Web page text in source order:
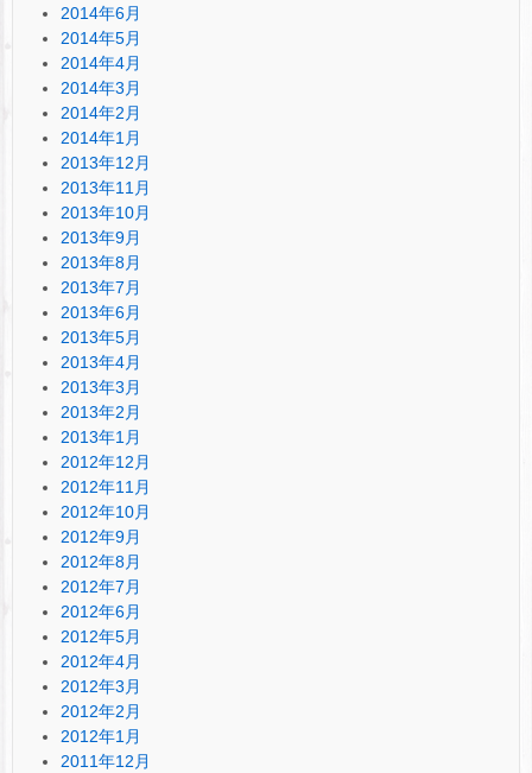
2014年6月
2014年5月
2014年4月
2014年3月
2014年2月
2014年1月
2013年12月
2013年11月
2013年10月
2013年9月
2013年8月
2013年7月
2013年6月
2013年5月
2013年4月
2013年3月
2013年2月
2013年1月
2012年12月
2012年11月
2012年10月
2012年9月
2012年8月
2012年7月
2012年6月
2012年5月
2012年4月
2012年3月
2012年2月
2012年1月
2011年12月